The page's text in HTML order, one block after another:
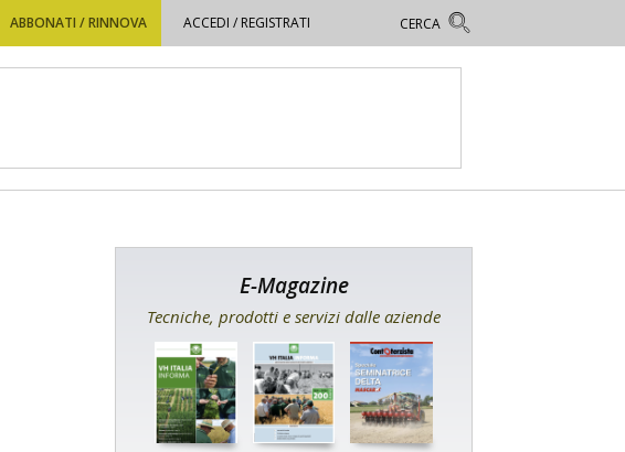
ABBONATI / RINNOVA ACCEDI / REGISTRATI
E-Magazine
Tecniche, prodotti e servizi dalle aziende